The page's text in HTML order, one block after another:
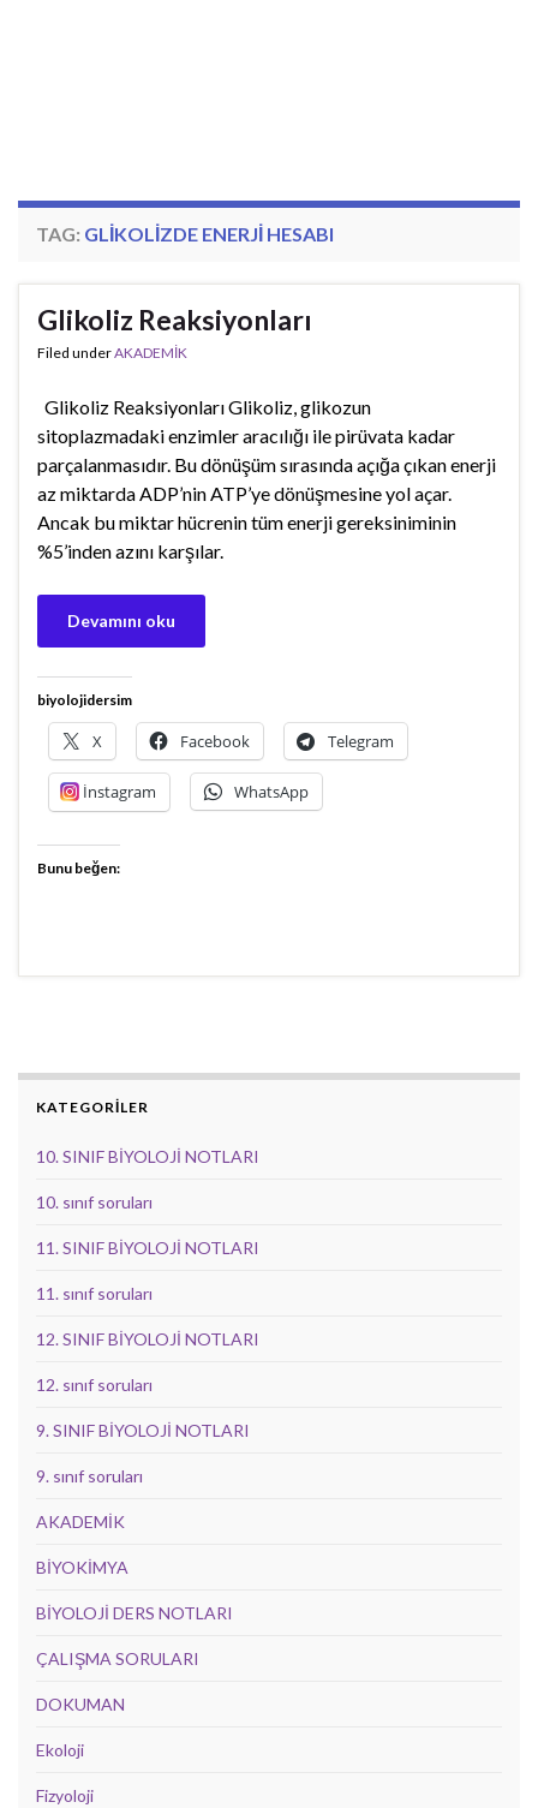
TAG: GLIKOLIZDE ENERJI HESABI
Glikoliz Reaksiyonları
Filed underAKADEMİK
Glikoliz Reaksiyonları Glikoliz, glikozun
sitoplazmadaki enzimler aracılığı ile pirüvata kadar
parçalanmasıdır. Bu dönüşüm sırasında açığa çıkan enerji
az miktarda ADP’nin ATP’ye dönüşmesine yol açar.
Ancak bu miktar hücrenin tüm enerji gereksiniminin
%5’inden azını karşılar.
Devamını oku
biyolojidersim
X Facebook Telegram
İnstagram WhatsApp
Bunu beğen:
KATEGORİLER
10. SINIF BİYOLOJİ NOTLARI
10. sınıf soruları
11. SINIF BİYOLOJİ NOTLARI
11. sınıf soruları
12. SINIF BİYOLOJİ NOTLARI
12. sınıf soruları
9. SINIF BİYOLOJİ NOTLARI
9. sınıf soruları
AKADEMİK
BİYOKİMYA
BİYOLOJİ DERS NOTLARI
ÇALIŞMA SORULARI
DOKUMAN
Ekoloji
Fizyoloji